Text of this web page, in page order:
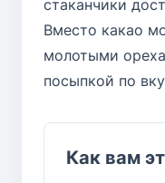
стаканчики
Вместо какао
молотыми
посыпкой по
Как вам